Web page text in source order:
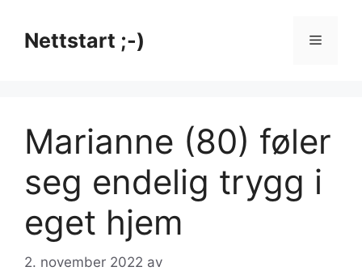
innholdNettstart ;-) Meny
Marianne (80) føler
seg endelig trygg i
eget hjem
2. november 2022 av